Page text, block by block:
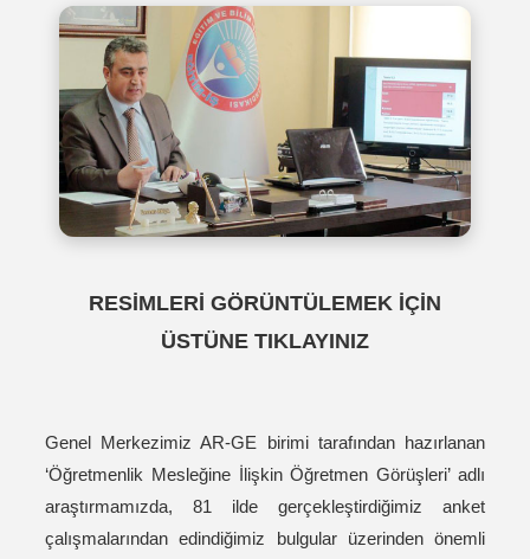
RESİMLERİ GÖRÜNTÜLEMEK İÇİN
ÜSTÜNE TIKLAYINIZ
Genel Merkezimiz AR-GE birimi tarafından hazırlanan
‘Öğretmenlik Mesleğine İlişkin Öğretmen Görüşleri’ adlı
araştırmamızda, 81 ilde gerçekleştirdiğimiz anket
çalışmalarından edindiğimiz bulgular üzerinden önemli